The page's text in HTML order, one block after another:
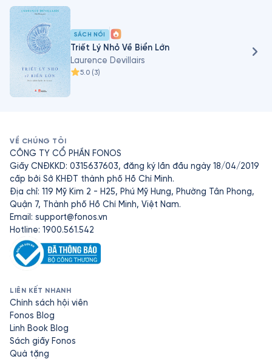
SÁCH NÓI
Triết Lý Nhỏ Về Biển Lớn
Laurence Devillairs
5.0 (3)
VỀ CHÚNG TÔI
CÔNG TY CỔ PHẦN FONOS
Giấy CNĐKKD: 0315637603, đăng ký lần đầu ngày 18/04/2019
cấp bởi Sở KHĐT thành phố Hồ Chí Minh.
Địa chỉ: 119 Mỹ Kim 2 - H25, Phú Mỹ Hưng, Phường Tân Phong,
Quận 7, Thành phố Hồ Chí Minh, Việt Nam.
Email: support@fonos.vn
Hotline: 1900.561.542
LIÊN KẾT NHANH
Chính sách hội viên
Fonos Blog
Linh Book Blog
Sách giấy Fonos
Quà tặng